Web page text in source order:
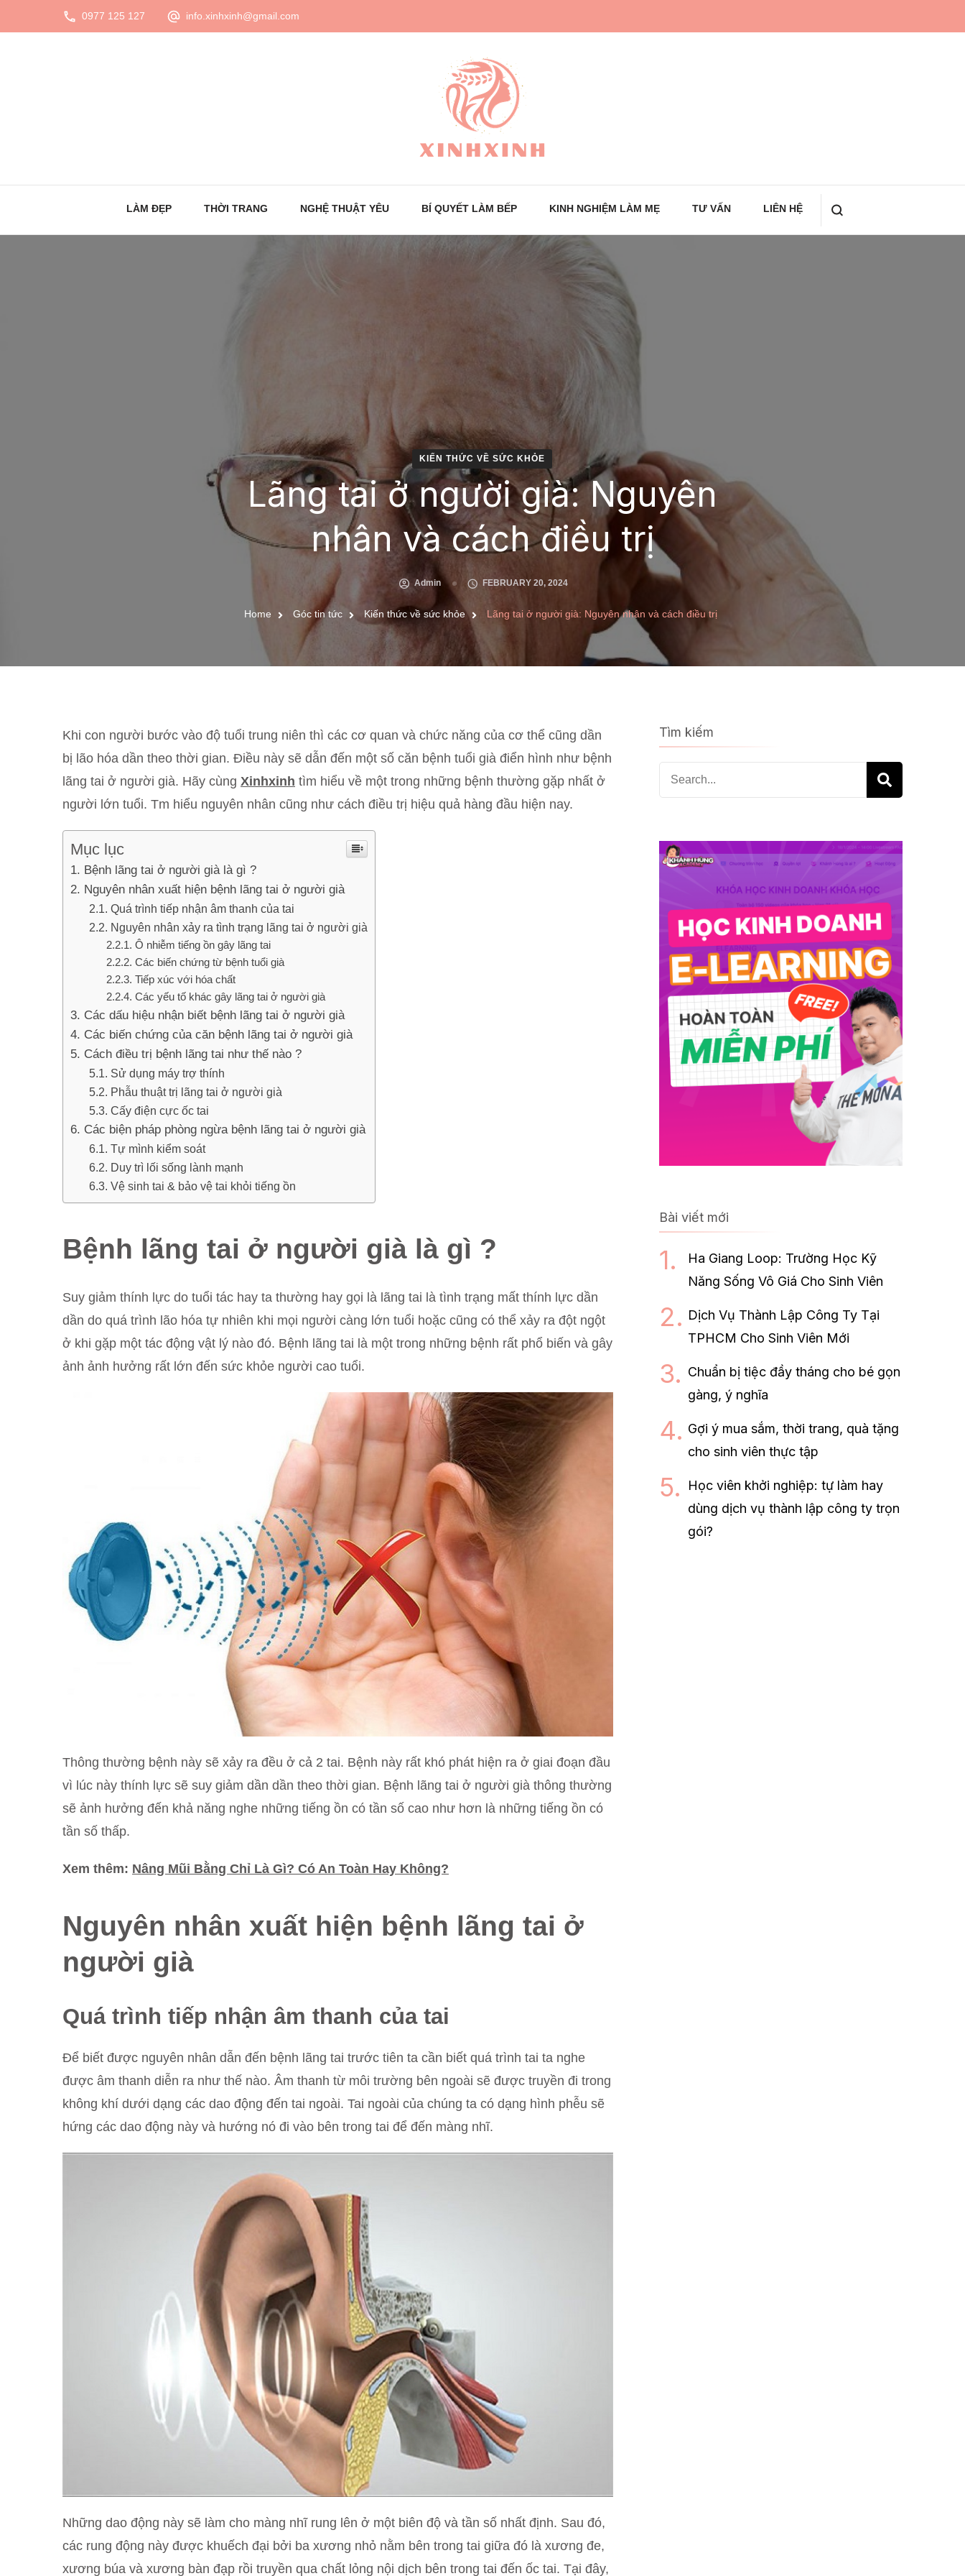
0977 125 127 info.xinhxinh@gmail.com
XinhXinh
Trang tin tức cho phái đẹp
LÀM ĐẸP THỜI TRANG NGHỆ THUẬT YÊU BÍ QUYẾT LÀM BẾP KINH NGHIỆM LÀM MẸ TƯ VẤN LIÊN HỆ
KIẾN THỨC VỀ SỨC KHỎE
Lãng tai ở người già: Nguyên
nhân và cách điều trị
Admin FEBRUARY 20, 2024
Home Góc tin tức Kiến thức về sức khỏe Lãng tai ở người già: Nguyên nhân và cách điều trị
Khi con người bước vào độ tuổi trung niên thì các cơ quan và chức năng của cơ thể cũng dần
bị lão hóa dần theo thời gian. Điều này sẽ dẫn đến một số căn bệnh tuổi già điển hình như bệnh
lãng tai ở người già. Hãy cùng Xinhxinh tìm hiểu về một trong những bệnh thường gặp nhất ở
người lớn tuổi. Tm hiểu nguyên nhân cũng như cách điều trị hiệu quả hàng đầu hiện nay.
Mục lục
Bệnh lãng tai ở người già là gì ?
Nguyên nhân xuất hiện bệnh lãng tai ở người già
Quá trình tiếp nhận âm thanh của tai
Nguyên nhân xảy ra tình trạng lãng tai ở người già
Ô nhiễm tiếng ồn gây lãng tai
Các biến chứng từ bệnh tuổi già
Tiếp xúc với hóa chất
Các yếu tố khác gây lãng tai ở người già
Các dấu hiệu nhận biết bệnh lãng tai ở người già
Các biến chứng của căn bệnh lãng tai ở người già
Cách điều trị bệnh lãng tai như thế nào ?
Sử dụng máy trợ thính
Phẫu thuật trị lãng tai ở người già
Cấy điện cực ốc tai
Các biện pháp phòng ngừa bệnh lãng tai ở người già
Tự mình kiểm soát
Duy trì lối sống lành mạnh
Vệ sinh tai & bảo vệ tai khỏi tiếng ồn
Bệnh lãng tai ở người già là gì ?
Suy giảm thính lực do tuổi tác hay ta thường hay gọi là lãng tai là tình trạng mất thính lực dần
dần do quá trình lão hóa tự nhiên khi mọi người càng lớn tuổi hoặc cũng có thể xảy ra đột ngột
ở khi gặp một tác động vật lý nào đó. Bệnh lãng tai là một trong những bệnh rất phổ biến và gây
ảnh ảnh hưởng rất lớn đến sức khỏe người cao tuổi.
Thông thường bệnh này sẽ xảy ra đều ở cả 2 tai. Bệnh này rất khó phát hiện ra ở giai đoạn đầu
vì lúc này thính lực sẽ suy giảm dần dần theo thời gian. Bệnh lãng tai ở người già thông thường
sẽ ảnh hưởng đến khả năng nghe những tiếng ồn có tần số cao như hơn là những tiếng ồn có
tần số thấp.
Xem thêm: Nâng Mũi Bằng Chỉ Là Gì? Có An Toàn Hay Không?
Nguyên nhân xuất hiện bệnh lãng tai ở
người già
Quá trình tiếp nhận âm thanh của tai
Để biết được nguyên nhân dẫn đến bệnh lãng tai trước tiên ta cần biết quá trình tai ta nghe
được âm thanh diễn ra như thế nào. Âm thanh từ môi trường bên ngoài sẽ được truyền đi trong
không khí dưới dạng các dao động đến tai ngoài. Tai ngoài của chúng ta có dạng hình phễu sẽ
hứng các dao động này và hướng nó đi vào bên trong tai để đến màng nhĩ.
Những dao động này sẽ làm cho màng nhĩ rung lên ở một biên độ và tần số nhất định. Sau đó,
các rung động này được khuếch đại bởi ba xương nhỏ nằm bên trong tai giữa đó là xương đe,
xương búa và xương bàn đạp rồi truyền qua chất lỏng nội dịch bên trong tai đến ốc tai. Tại đây,
Tìm kiếm
Search
for:
Bài viết mới
Ha Giang Loop: Trường Học Kỹ
Năng Sống Vô Giá Cho Sinh Viên
Dịch Vụ Thành Lập Công Ty Tại
TPHCM Cho Sinh Viên Mới
Chuẩn bị tiệc đầy tháng cho bé gọn
gàng, ý nghĩa
Gợi ý mua sắm, thời trang, quà tặng
cho sinh viên thực tập
Học viên khởi nghiệp: tự làm hay
dùng dịch vụ thành lập công ty trọn
gói?